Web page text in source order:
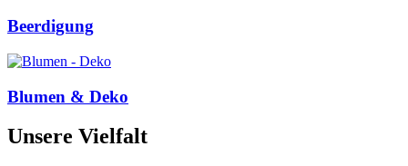
Beerdigung
Blumen & Deko
Unsere Vielfalt